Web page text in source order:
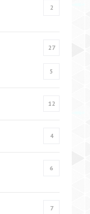
2
27
5
12
4
6
7